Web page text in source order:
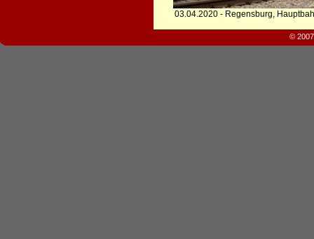
03.04.2020 - Regensburg,
©